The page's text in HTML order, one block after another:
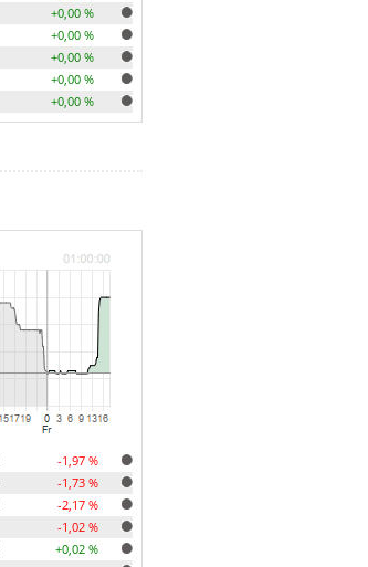
+0,00 %
+0,00 %
+0,00 %
+0,00 %
+0,00 %
-1,97 %
-1,73 %
-2,17 %
-1,02 %
+0,02 %